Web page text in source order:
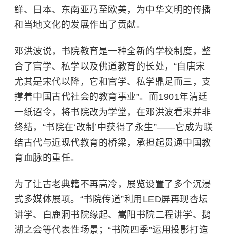
鲜、日本、东南亚乃至欧美，为中华文明的传播
和当地文化的发展作出了贡献。
邓洪波说，书院教育是一种全新的学校制度，整
合了官学、私学以及佛道教育的长处，“自唐宋
尤其是宋代以降，它和官学、私学鼎足而三，支
撑着中国古代社会的教育事业”。而1901年清廷
一纸诏令，将书院改为学堂，在邓洪波看来并非
终结，“书院在‘改制’中获得了永生”——它成为联
结古代与近现代教育的桥梁，承担起贯通中国教
育血脉的重任。
为了让古老典籍不再高冷，展览设置了多个沉浸
式多媒体展项。“书院传道”利用LED屏再现杏坛
讲学、白鹿洞书院缘起、 嵩阳书院二程讲学、鹅
湖之会等代表性场景；“书院四季”运用投影打造